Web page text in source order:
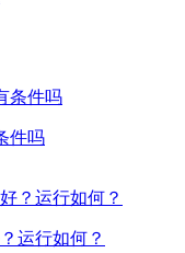
件吗
运行如何？